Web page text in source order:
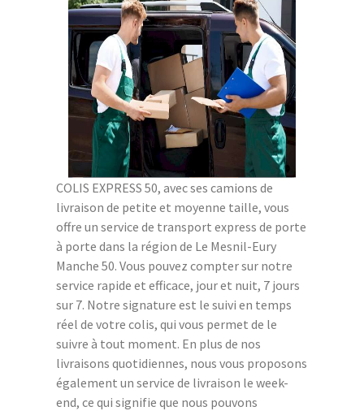
COLIS EXPRESS 50, avec ses camions de
livraison de petite et moyenne taille, vous
offre un service de transport express de porte
à porte dans la région de Le Mesnil-Eury
Manche 50. Vous pouvez compter sur notre
service rapide et efficace, jour et nuit, 7 jours
sur 7. Notre signature est le suivi en temps
réel de votre colis, qui vous permet de le
suivre à tout moment. En plus de nos
livraisons quotidiennes, nous vous proposons
également un service de livraison le week-
end, ce qui signifie que nous pouvons